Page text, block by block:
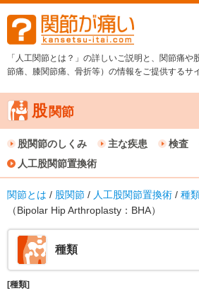
「人工関節とは？」の詳しいご説明と、関節痛
節痛、膝関節痛、骨折等）の情報をご提供するサ
股 関節
股関節のしくみ 主な疾患 検査
人工股関節置換術
関節とは / 股関節 / 人工股関節置換術 / 種
（Bipolar Hip Arthroplasty：BHA）
種類
[種類]